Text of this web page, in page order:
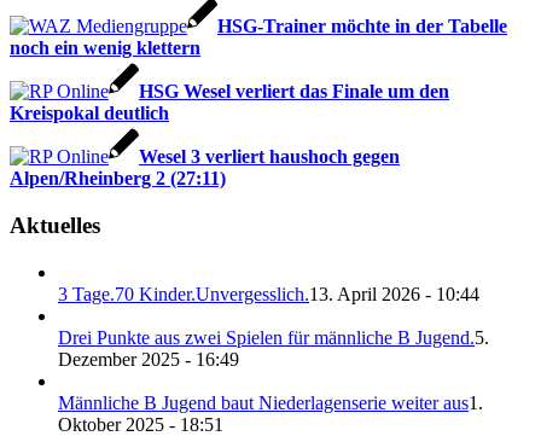
HSG-Trainer möchte in der Tabelle
noch ein wenig klettern
HSG Wesel verliert das Finale um den
Kreispokal deutlich
Wesel 3 verliert haushoch gegen
Alpen/Rheinberg 2 (27:11)
Aktuelles
3 Tage.70 Kinder.Unvergesslich.13. April 2026 - 10:44
Drei Punkte aus zwei Spielen für männliche B Jugend.5.
Dezember 2025 - 16:49
Männliche B Jugend baut Niederlagenserie weiter aus1.
Oktober 2025 - 18:51